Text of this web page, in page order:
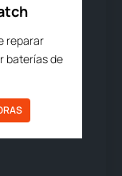
reparar
baterías de